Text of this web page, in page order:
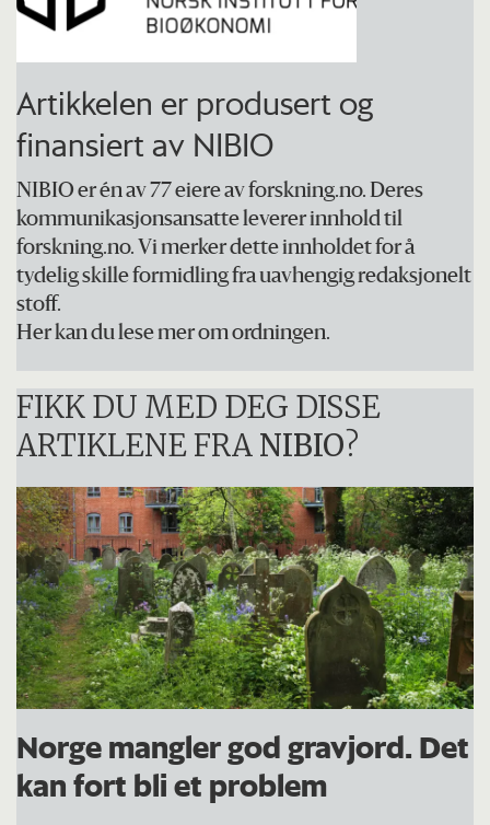
Artikkelen er produsert og
finansiert av NIBIO
NIBIO er én av 77 eiere av forskning.no. Deres
kommunikasjonsansatte leverer innhold til
forskning.no. Vi merker dette innholdet for å
tydelig skille formidling fra uavhengig redaksjonelt
stoff.
Her kan du lese mer om ordningen.
FIKK DU MED DEG DISSE
ARTIKLENE FRA NIBIO?
Norge mangler god gravjord. Det
kan fort bli et problem